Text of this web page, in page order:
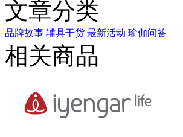
文章分类
品牌故事 辅具干货 最新活动 瑜伽问答
相关商品